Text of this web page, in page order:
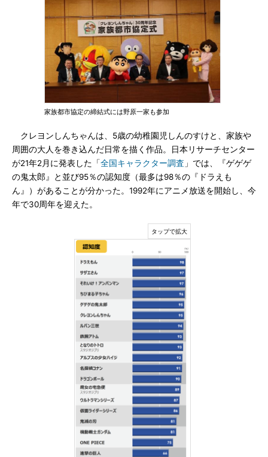
家族都市協定の締結式には野原一家も参加
クレヨンしんちゃんは、5歳の幼稚園児しんのすけと、家族や
周囲の大人を巻き込んだ日常を描く作品。日本リサーチセンター
が21年2月に発表した「全国キャラクター調査 」では、『ゲゲゲ
の鬼太郎』と並び95％の認知度（最多は98％の『ドラえも
ん』）があることが分かった。1992年にアニメ放送を開始し、今
年で30周年を迎えた。